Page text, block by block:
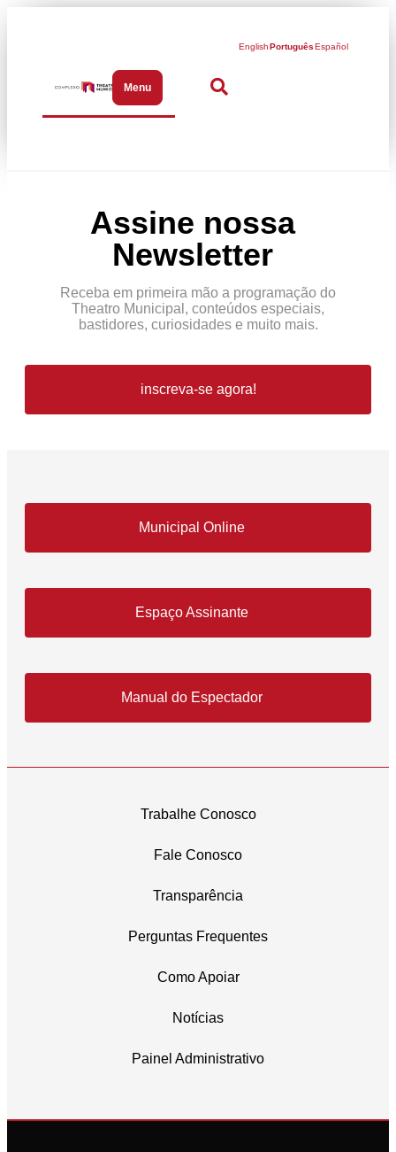
MenuAbrir menu de navegação
EnglishPortuguêsEspañol
Assine nossa
Newsletter
Receba em primeira mão a programação do
Theatro Municipal, conteúdos especiais,
bastidores, curiosidades e muito mais.
inscreva-se agora!
Municipal Online
Espaço Assinante
Manual do Espectador
Trabalhe Conosco
Fale Conosco
Transparência
Perguntas Frequentes
Como Apoiar
Notícias
Painel Administrativo